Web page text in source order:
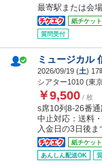
最寄駅または会
紙チケット
質問受付
ミュージカル
2026/09/19 (土) 17
シアター1010 (東
￥9,500 / 枚
s席10列8-26番
中止対応：送料
入金日の3日後ま
紙チケット
あんしん配送OK